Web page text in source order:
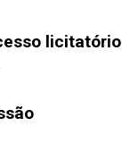
licitatório